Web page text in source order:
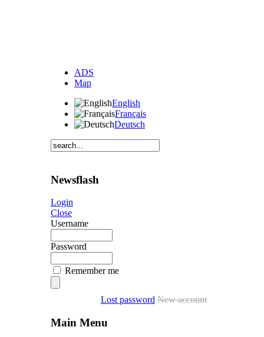
ADS
Map
English
Français
Deutsch
Newsflash
Login
Close
Username
Password
Remember me
Lost password New account
Main Menu